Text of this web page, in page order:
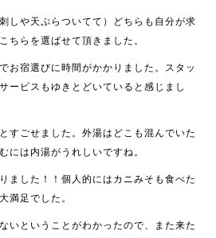
しや天ぷらついてて）どちらも自分が求
ちらを選ばせて頂きました。
お宿選びに時間がかかりました。スタッ
ービスもゆきとどいていると感じまし
すごせました。外湯はどこも混んでいた
には内湯がうれしいですね。
ました！！個人的にはカニみそも食べた
満足でした。
いということがわかったので、また来た